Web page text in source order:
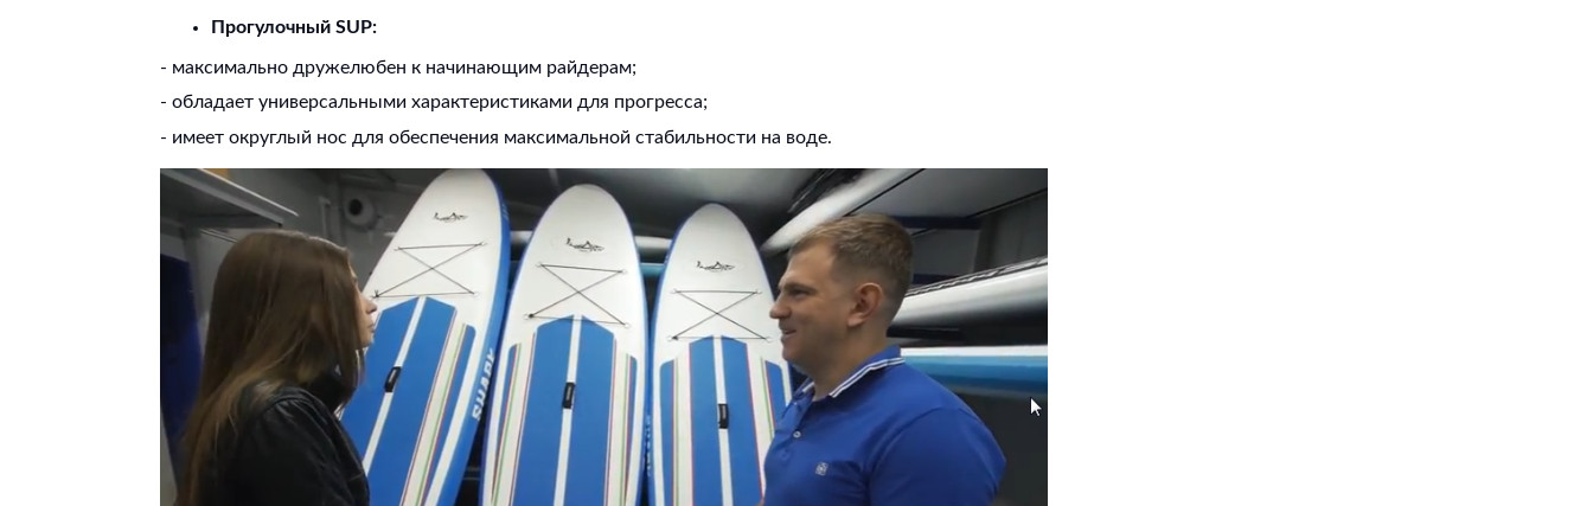
Прогулочный SUP:
- максимально дружелюбен к начинающим райдерам;
- обладает универсальными характеристиками для прогресса;
- имеет округлый нос для обеспечения максимальной стабильности на воде.